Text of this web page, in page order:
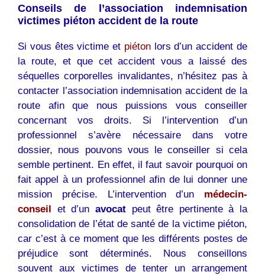
Conseils de l’association indemnisation
victimes piéton accident de la route
Si vous êtes victime et piétonlors d’un accident de
la route, et que cet accident vous a laissé des
séquelles corporelles invalidantes, n’hésitez pas à
contacter l’association indemnisation accident de la
route afin que nous puissions vous conseiller
concernant vos droits. Si l’intervention d’un
professionnel s’avère nécessaire dans votre
dossier, nous pouvons vous le conseiller si cela
semble pertinent. En effet, il faut savoir pourquoi on
fait appel à un professionnel afin de lui donner une
mission précise. L’intervention d’un
médecin-
conseil
et d’un avocatpeut être pertinente à la
consolidation de l’état de santé de la victime piéton,
car c’est à ce moment que les différents postes de
préjudice sont déterminés. Nous conseillons
souvent aux victimes de tenter un arrangement